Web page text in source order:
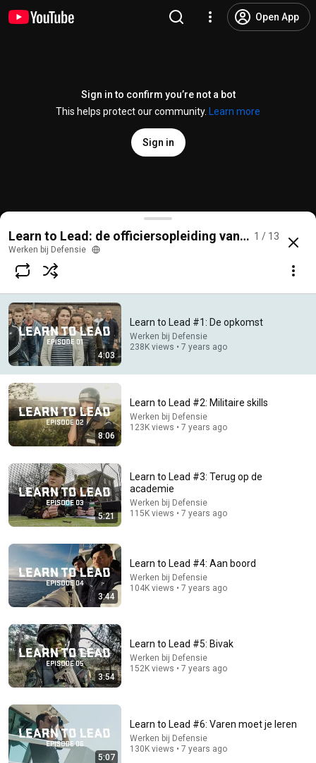
Open App
Sign in to confirm you’re not a bot
This helps protect our community.
Learn more
Sign in
Learn to Lead #1: De opkomst
@werkenbijdefensie 993 likes
Subscribe
Comments 118
Comment...
Learn to Lead #2: Militaire skills
Werken bij Defensie 123K views
Learn to Lead: de officiersopleiding van binnenuit
1 / 13
Werken bij Defensie
4:03
Learn to Lead #1: De opkomst
Werken bij Defensie
238K views • 7 years ago
8:06
Learn to Lead #2: Militaire skills
Werken bij Defensie
123K views • 7 years ago
5:21
Learn to Lead #3: Terug op de
academie
Werken bij Defensie
115K views • 7 years ago
3:44
Learn to Lead #4: Aan boord
Werken bij Defensie
104K views • 7 years ago
3:54
Learn to Lead #5: Bivak
Werken bij Defensie
152K views • 7 years ago
5:07
Learn to Lead #6: Varen moet je leren
Werken bij Defensie
130K views • 7 years ago